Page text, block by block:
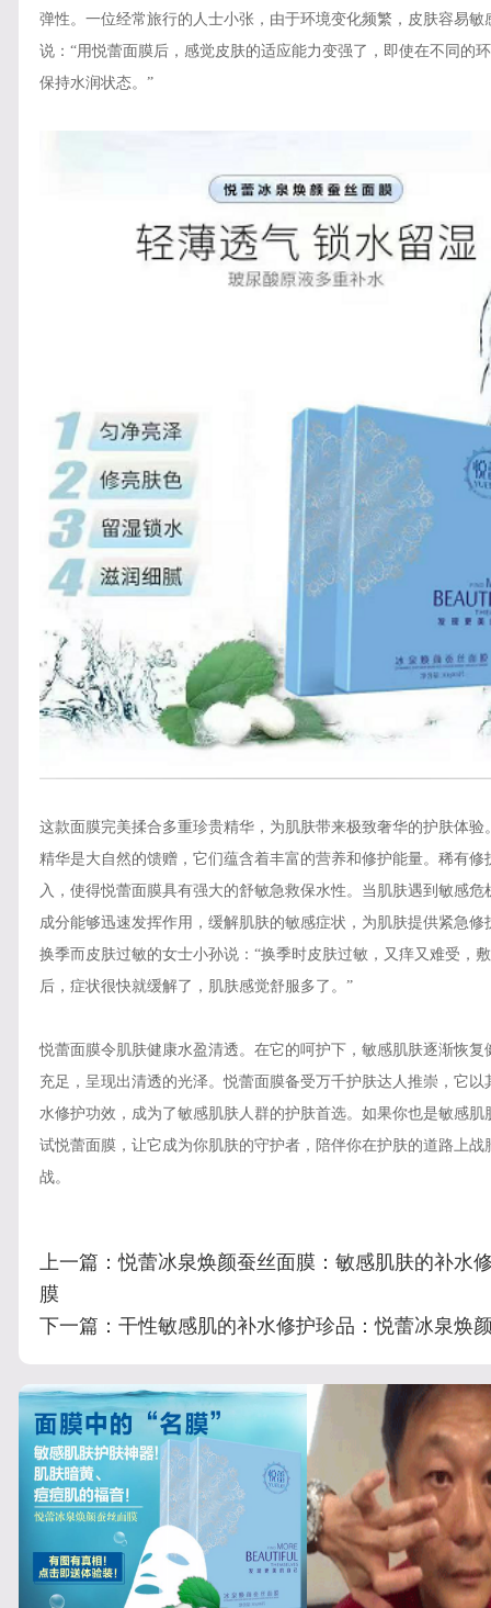
弹性。一位经常旅行的人士小张，由于环境变化频繁，皮肤容易敏
说： “用悦蕾面膜后，感觉皮肤的适应能力变强了，即使在不同的
保持水润状态。”
这款面膜完美揉合多重珍贵精华，为肌肤带来极致奢华的护肤体验
精华是大自然的馈赠，它们蕴含着丰富的营养和修护能量。稀有修
入，使得悦蕾面膜具有强大的舒敏急救保水性。当肌肤遇到敏感危
成分能够迅速发挥作用，缓解肌肤的敏感症状，为肌肤提供紧急修
换季而皮肤过敏的女士小孙说： “换季时皮肤过敏，又痒又难受，
后，症状很快就缓解了，肌肤感觉舒服多了。”
悦蕾面膜令肌肤健康水盈清透。在它的呵护下，敏感肌肤逐渐恢复
充足，呈现出清透的光泽。悦蕾面膜备受万千护肤达人推崇，它以
水修护功效，成为了敏感肌肤人群的护肤首选。如果你也是敏感肌
试悦蕾面膜，让它成为你肌肤的守护者，陪伴你在护肤的道路上战
战。
上一篇：悦蕾冰泉焕颜蚕丝面膜：敏感肌肤的补水
膜
下一篇： 干性敏感肌的补水修护珍品：悦蕾冰泉焕